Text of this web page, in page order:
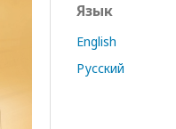
Язык
English
Русский